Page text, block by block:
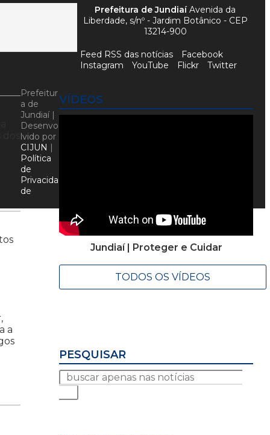
a
VÍDEOS
Jundiaí | Proteger e Cuidar
TODOS OS VÍDEOS
PESQUISAR
Prefeitura de JundiaíAvenida da
Liberdade, s/nº - Jardim Botânico - CEP
13214-900
Feed RSS das notícias
Facebook
Instagram
YouTube Flickr Twitter
Prefeitur
a de
Jundiaí |
Desenvo
lvido por
CIJUN |
Política
de
Privacida
de